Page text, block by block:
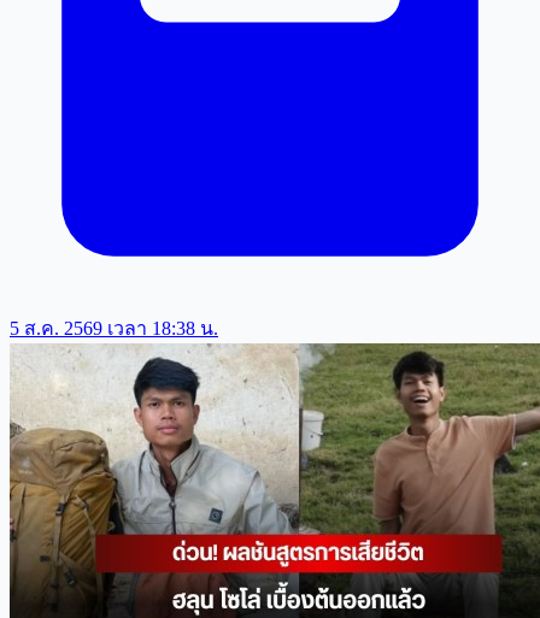
5 ส.ค. 2569 เวลา 18:38 น.